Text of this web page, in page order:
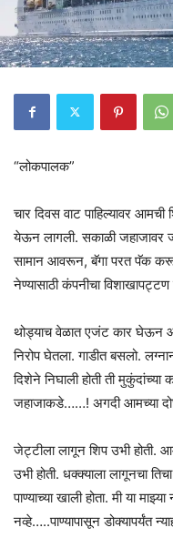
“लोकपालक”
चार दिवस वाट पाहिल्यावर आमची
येऊन लागली. सकाळी जहाजावर
सामान आवरून, बॅगा परत पॅक
नेण्यासाठी कंपनीचा
थोड्याच वेळात एजंट कार घेऊन
निरोप घेतला. गाडीत बसलो.
दिशेने निघाली होती ती
जहाजाकडे……! अगदी आमच्या
जेट्टीला लागून शिप उभी होती.
उभी होती. धक्क्याला लागूनचा
पाण्याच्या खाली होता. मी या
नव्हे‌…..पाण्यापासून डोक्यापर्यंत